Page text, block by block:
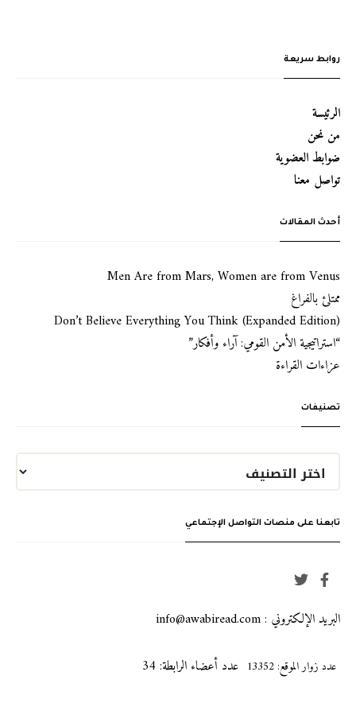
روابط سريعة
الرئيسة
من نحن
ضوابط العضوية
تواصل معنا
أحدث المقالات
Men Are from Mars, Women are from Venus
ممتلئ بالفراغ
Don’t Believe Everything You Think (Expanded Edition)
“استراتيجية الأمن القومي: آراء وأفكار”
عزاءات القراءة
تصنيفات
تابعنا على منصات التواصل الإجتماعي
البريد الإلكتروني : info@awabiread.com
عدد زوار الموقع: 13352 عدد أعضاء الرابطة: 34